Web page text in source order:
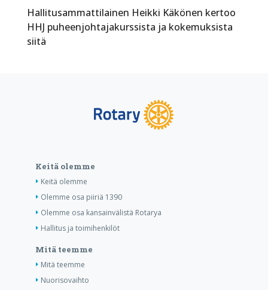
Hallitusammattilainen Heikki Käkönen kertoo
HHJ puheenjohtajakurssista ja kokemuksista
siitä
Keitä olemme
Keitä olemme
Olemme osa piiriä 1390
Olemme osa kansainvälistä Rotarya
Hallitus ja toimihenkilöt
Mitä teemme
Mitä teemme
Nuorisovaihto